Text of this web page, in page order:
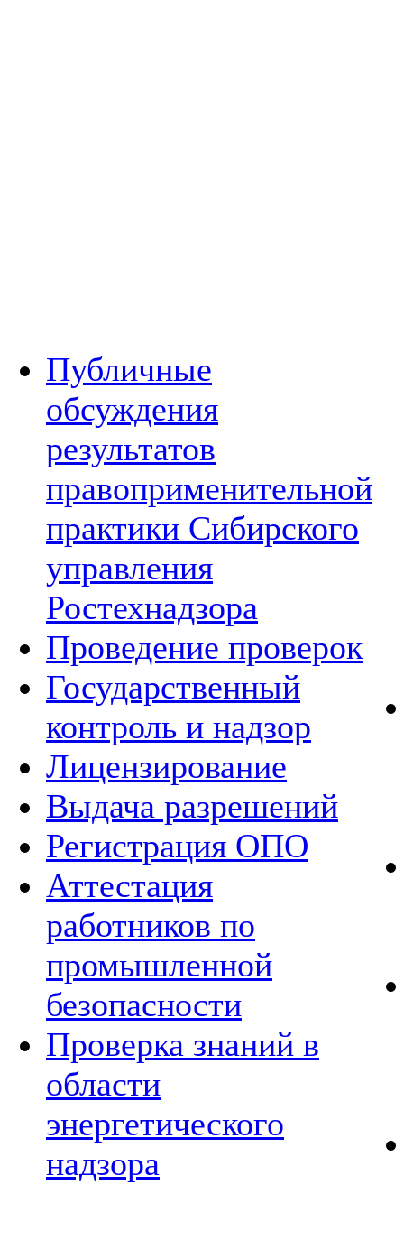
Публичные
обсуждения
результатов
правоприменительной
практики Сибирского
управления
Ростехнадзора
Проведение проверок
Государственный
контроль и надзор
Лицензирование
Выдача разрешений
Регистрация ОПО
Аттестация
работников по
промышленной
безопасности
Проверка знаний в
области
энергетического
надзора